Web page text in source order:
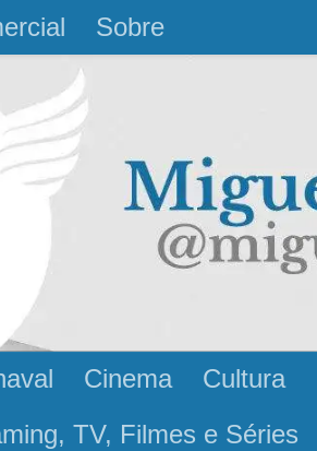
Sobre
Cinema Cultura
TV, Filmes e Séries